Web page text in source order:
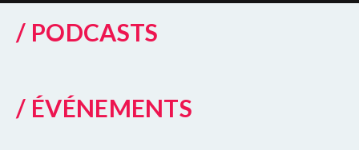
/ PODCASTS
/ ÉVÉNEMENTS